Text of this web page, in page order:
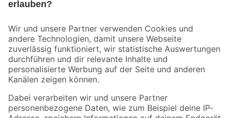
Der toom Newsletter: Keine Angebote und Aktionen mehr verpassen!
Zur Newsletter Anmeldung
Folge uns